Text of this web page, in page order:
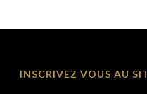
INSCRIVEZ VOUS AU